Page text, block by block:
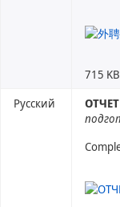
715 KB
Русский